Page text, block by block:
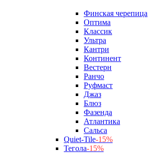
Финская черепица
Оптима
Классик
Ультра
Кантри
Континент
Вестерн
Ранчо
Руфмаст
Джаз
Блюз
Фазенда
Атлантика
Сальса
Quiet-Tile-15%
Тегола-15%